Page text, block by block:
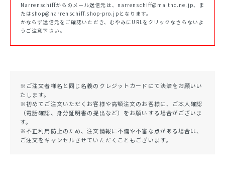
Narrenschiffからのメール送信元は、narrenschiff@ma.tnc.ne.jp、ま
たはshop@narrenschiff.shop-pro.jpとなります。
かならず送信元をご確認いただき、むやみにURLをクリックなさらないよ
うご注意下さい。
※ご注文者様名と同じ名義のクレジットカードにて決済をお願いい
たします。
※初めてご注文いただくお客様や高額注文のお客様に、ご本人確認
（電話確認、身分証明書の提出など）をお願いする場合がございま
す。
※不正利用防止のため、注文情報に不備や不審な点がある場合は、
ご注文をキャンセルさせていただくこともございます。